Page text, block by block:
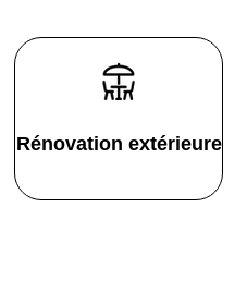
Rénovation extérieure